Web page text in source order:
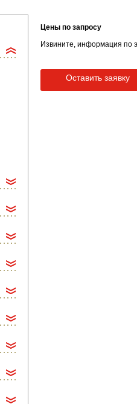
Цены по запросу
Извините, информация по
Оставить заявку